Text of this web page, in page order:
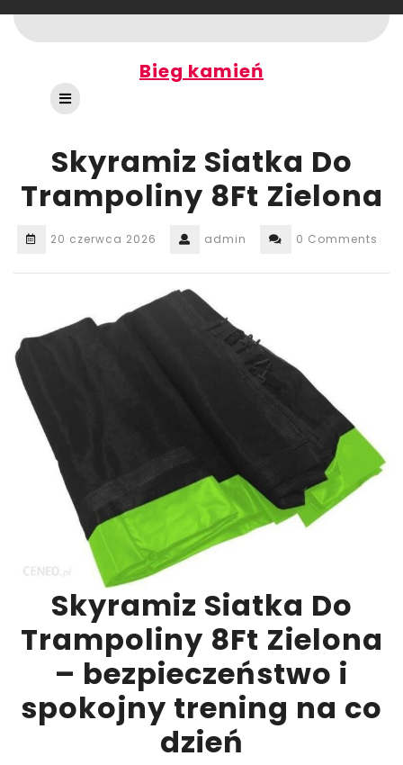
to
content
Bieg kamień
Open
Skyramiz Siatka Do
Trampoliny 8Ft Zielona
20 czerwca 2026 admin 0 Comments
Skyramiz Siatka Do
Trampoliny 8Ft Zielona
– bezpieczeństwo i
spokojny trening na co
dzień